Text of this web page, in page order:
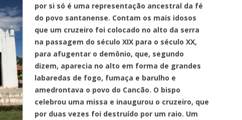
por si só é uma representação ancestral da fé
do povo santanense. Contam os mais idosos
que um cruzeiro foi colocado no alto da serra
na passagem do século XIX para o século XX,
para afugentar o demônio, que, segundo
dizem, aparecia no alto em forma de grandes
labaredas de fogo, fumaça e barulho e
amedrontava o povo do Cancão. O bispo
celebrou uma missa e inaugurou o cruzeiro, que
por duas vezes foi destruído por um raio. Um